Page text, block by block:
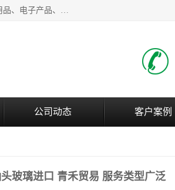
上海青禾贸易有限公司成立于2020年，注册地位于上海市宝山区。经营范围包括：机械设备、五金制品、劳防用品、电子产品、塑胶制品、家具、模具、纺织品、仪器仪表、建筑材料、装饰材料、化工产品、金属制品、机车配件等货物进出口报关、清关服务。
公司动态 客户案例
玻璃进口 青禾贸易 服务类型广泛